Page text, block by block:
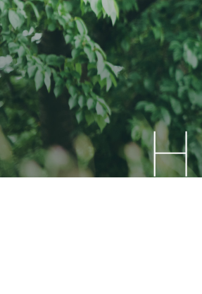
Landscape
ランドスケープ
物件エントリー